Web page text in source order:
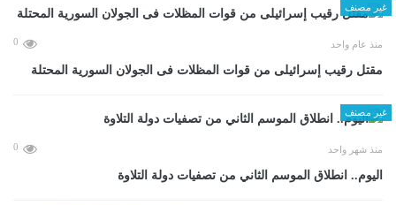
غير مصنف
منذ عام واحد 0
مقتل رقيب إسرائيلى من قوات المظلات فى الجولان السورية المحتلة
غير مصنف
منذ شهر واحد 0
اليوم.. انطلاق الموسم الثاني من تصفيات دولة التلاوة